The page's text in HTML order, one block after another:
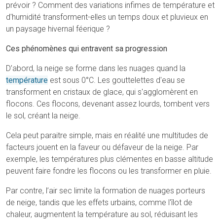
prévoir ? Comment des variations infimes de température et
d'humidité transforment-elles un temps doux et pluvieux en
un paysage hivernal féerique ?
Ces phénomènes qui entravent sa progression
D’abord, la neige se forme dans les nuages quand la
température est sous 0°C. Les gouttelettes d'eau se
transforment en cristaux de glace, qui s'agglomèrent en
flocons. Ces flocons, devenant assez lourds, tombent vers
le sol, créant la neige.
Cela peut paraitre simple, mais en réalité une multitudes de
facteurs jouent en la faveur ou défaveur de la neige. Par
exemple, les températures plus clémentes en basse altitude
peuvent faire fondre les flocons ou les transformer en pluie.
Par contre, l’air sec limite la formation de nuages porteurs
de neige, tandis que les effets urbains, comme l'îlot de
chaleur, augmentent la température au sol, réduisant les